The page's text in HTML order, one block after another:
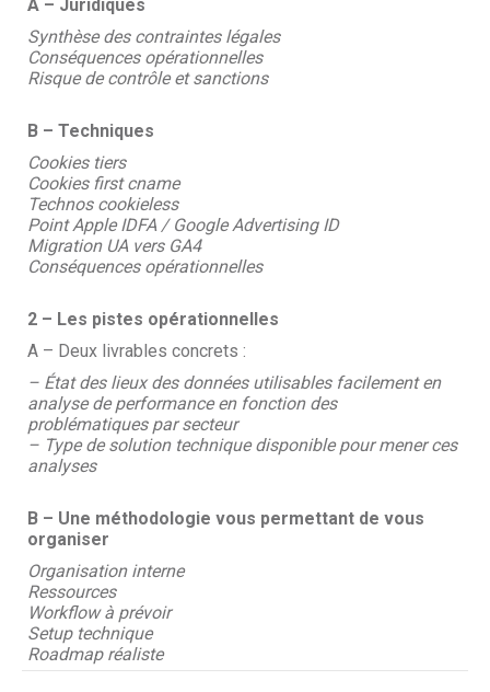
A – Juridiques
Synthèse des contraintes légales
Conséquences opérationnelles
Risque de contrôle et sanctions
B – Techniques
Cookies tiers
Cookies first cname
Technos cookieless
Point Apple IDFA / Google Advertising ID
Migration UA vers GA4
Conséquences opérationnelles
2 – Les pistes opérationnelles
A – Deux livrables concrets :
– État des lieux des données utilisables facilement en
analyse de performance en fonction des
problématiques par secteur
– Type de solution technique disponible pour mener ces
analyses
B – Une méthodologie vous permettant de vous
organiser
Organisation interne
Ressources
Workflow à prévoir
Setup technique
Roadmap réaliste